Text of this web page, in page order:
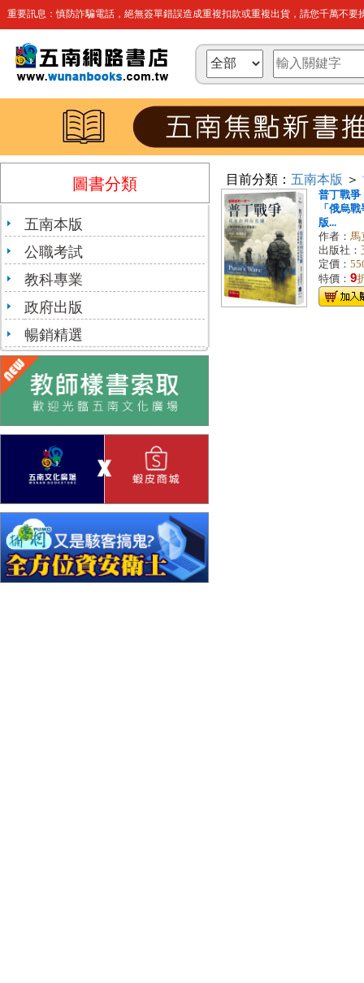
重要訊息：慎防詐騙電話，絕無簽單錯誤造成重複扣款或重複出貨，請您千萬不要
圖書分類
五南本版
公職考試
教科專業
政府出版
暢銷精選
目前分類： 五南本版 ＞
普丁戰爭
「俄烏
版...
作者： 馬
出版社：
定價：
特價： 9